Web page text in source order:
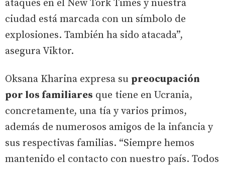
ataques en el New Tork Times y nuestra
ciudad está marcada con un símbolo de
explosiones. También ha sido atacada”,
asegura Viktor.
Oksana Kharina expresa su preocupación
por los familiares que tiene en Ucrania,
concretamente, una tía y varios primos,
además de numerosos amigos de la infancia y
sus respectivas familias. “Siempre hemos
mantenido el contacto con nuestro país. Todos